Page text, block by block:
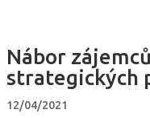
Nábor
strategických
12/04/2021